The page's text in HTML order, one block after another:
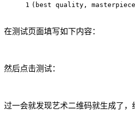
1 (best quality, masterpiece
在测试页面填写如下内容：
然后点击测试：
过一会就发现艺术二维码就生成了，